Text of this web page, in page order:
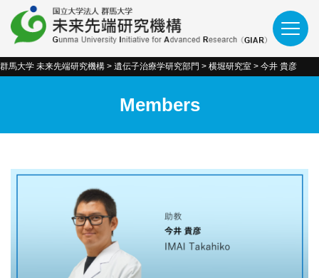
群馬大学 未来先端研究機構 > 遺伝子治療学研究部門 > 横堀研究室 > 今井 貴彦
Members